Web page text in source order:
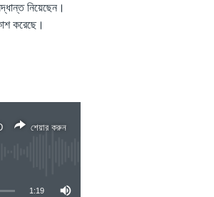
নিয়েছেন।
করেছে।
শেয়ার করুন
1:19